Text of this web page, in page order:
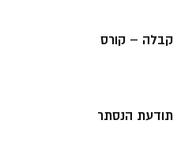
קבלה – קורס
תודעת הנסתר